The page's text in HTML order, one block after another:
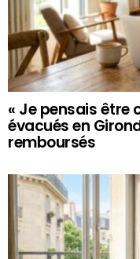
« Je pensais être
évacués en
remboursés